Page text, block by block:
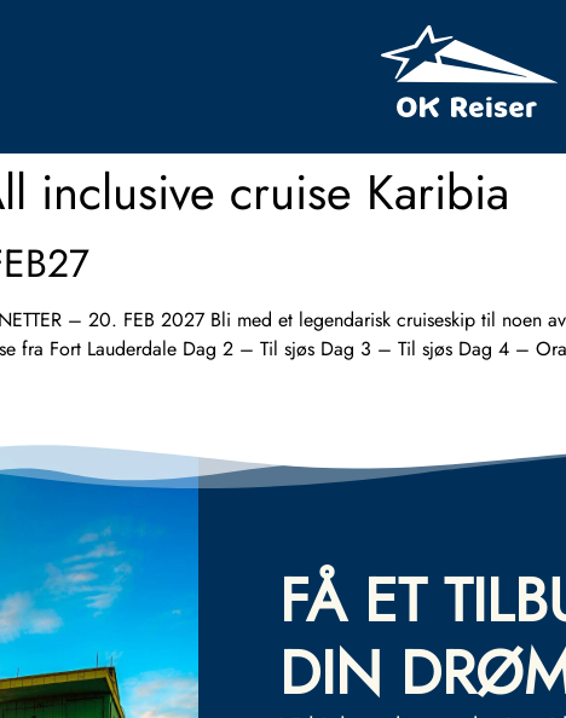
inclusive cruise Karibia
– 20. FEB 2027 Bli med et legendarisk cruiseskip til noen
fra Fort Lauderdale Dag 2 – Til sjøs Dag 3 – Til sjøs Dag 4 –
FÅ ET
DIN